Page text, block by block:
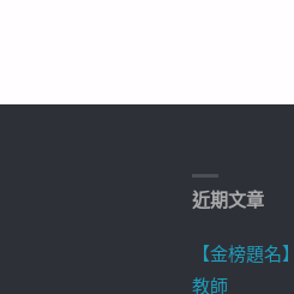
近期文章
【金榜題
教師